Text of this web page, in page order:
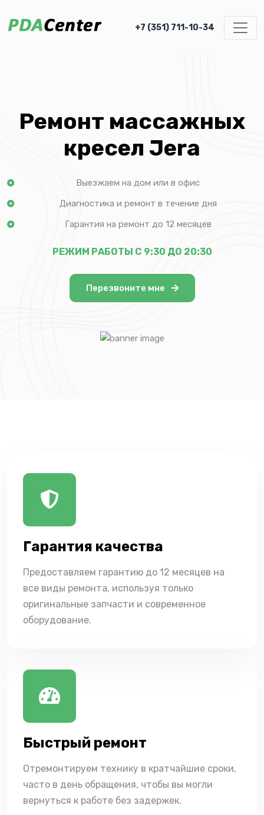
+7 (351) 711-10-34
Ремонт массажных
кресел Jera
Выезжаем на дом или в офис
Диагностика и ремонт в течение дня
Гарантия на ремонт до 12 месяцев
РЕЖИМ РАБОТЫ С 9:30 ДО 20:30
Перезвоните мне
Гарантия качества
Предоставляем гарантию до 12 месяцев на
все виды ремонта, используя только
оригинальные запчасти и современное
оборудование.
Быстрый ремонт
Отремонтируем технику в кратчайшие сроки,
часто в день обращения, чтобы вы могли
вернуться к работе без задержек.